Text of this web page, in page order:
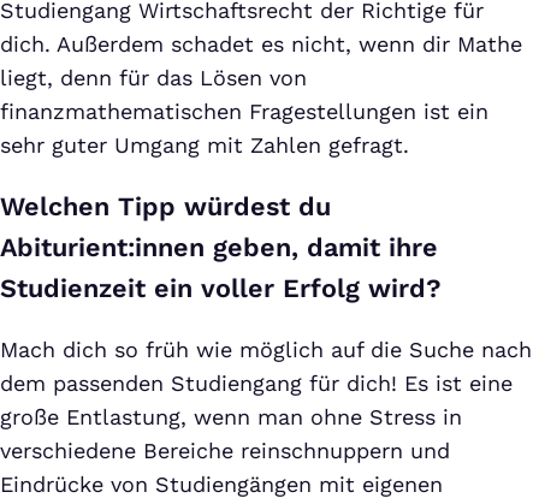
Studiengang Wirtschaftsrecht der Richtige für
dich. Außerdem schadet es nicht, wenn dir Mathe
liegt, denn für das Lösen von
finanzmathematischen Fragestellungen ist ein
sehr guter Umgang mit Zahlen gefragt.
Welchen Tipp würdest du
Abiturient:innen geben, damit ihre
Studienzeit ein voller Erfolg wird?
Mach dich so früh wie möglich auf die Suche nach
dem passenden Studiengang für dich! Es ist eine
große Entlastung, wenn man ohne Stress in
verschiedene Bereiche reinschnuppern und
Eindrücke von Studiengängen mit eigenen